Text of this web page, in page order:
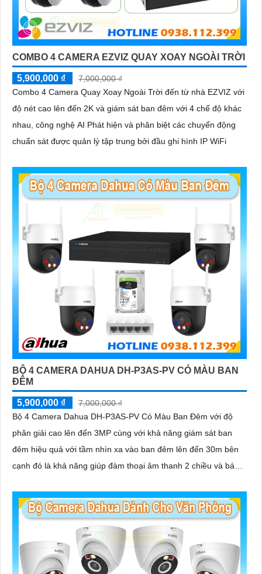
COMBO 4 CAMERA EZVIZ QUAY XOAY NGOÀI TRỜI
5,900,000 ₫
7,000,000 ₫
Combo 4 Camera Quay Xoay Ngoài Trời đến từ nhà EZVIZ với
độ nét cao lên đến 2K và giám sát ban đêm với 4 chế độ khác
nhau, công nghệ AI Phát hiện và phân biệt các chuyển động
chuẩn sát được quản lý tập trung bởi đầu ghi hình IP WiFi
BỘ 4 CAMERA DAHUA DH-P3AS-PV CÓ MÀU BAN
ĐÊM
5,900,000 ₫
7,000,000 ₫
Bộ 4 Camera Dahua DH-P3AS-PV Có Màu Ban Đêm với độ
phân giải cao lên đến 3MP cùng với khả năng giám sát ban
đêm hiệu quả với tầm nhìn xa vào ban đêm lên đến 30m bên
cạnh đó là khả năng giúp đàm thoại âm thanh 2 chiều và báo